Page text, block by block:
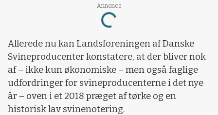
Annonce
Loading...
Allerede nu kan Landsforeningen af Danske
Svineproducenter konstatere, at der bliver nok
af – ikke kun økonomiske – men også faglige
udfordringer for svineproducenterne i det nye
år – oven i et 2018 præget af tørke og en
historisk lav svinenotering.